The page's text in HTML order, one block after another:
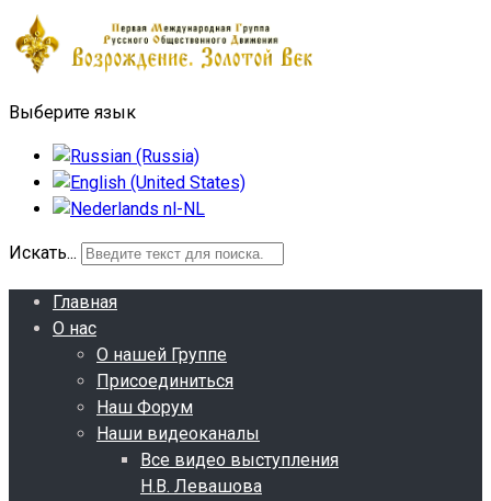
Выберите язык
Искать...
Главная
О нас
О нашей Группе
Присоединиться
Наш Форум
Наши видеоканалы
Все видео выступления
Н.В. Левашова